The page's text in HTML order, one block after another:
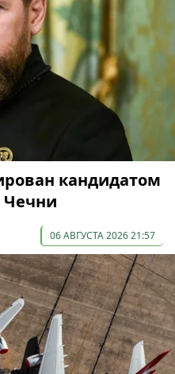
кандидатом
Чечни
06 АВГУСТА 2026 21:57